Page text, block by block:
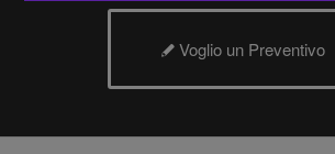
Voglio un Preventivo